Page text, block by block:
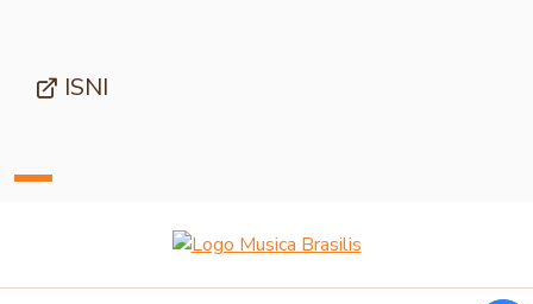
ISNI